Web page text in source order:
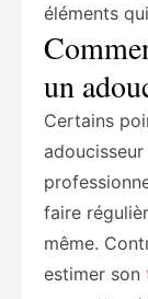
éléments
un
Certains
faire
même.
estimer son